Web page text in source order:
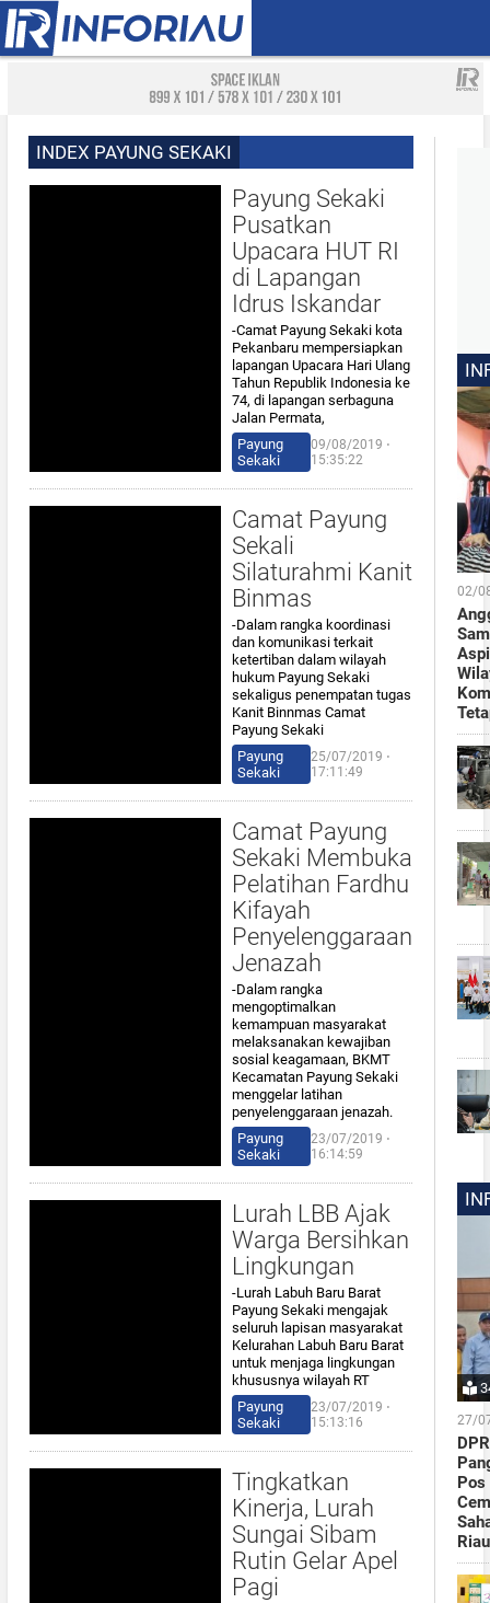
INDEX PAYUNG SEKAKI
Payung Sekaki
Pusatkan
Upacara HUT RI
di Lapangan
Idrus Iskandar
-Camat Payung Sekaki kota
Pekanbaru mempersiapkan
lapangan Upacara Hari Ulang
Tahun Republik Indonesia ke
74, di lapangan serbaguna
Jalan Permata,
Payung
Sekaki
09/08/2019 ⋅
15:35:22
Camat Payung
Sekali
Silaturahmi Kanit
Binmas
-Dalam rangka koordinasi
dan komunikasi terkait
ketertiban dalam wilayah
hukum Payung Sekaki
sekaligus penempatan tugas
Kanit Binnmas Camat
Payung Sekaki
Payung
Sekaki
25/07/2019 ⋅
17:11:49
Camat Payung
Sekaki Membuka
Pelatihan Fardhu
Kifayah
Penyelenggaraan
Jenazah
-Dalam rangka
mengoptimalkan
kemampuan masyarakat
melaksanakan kewajiban
sosial keagamaan, BKMT
Kecamatan Payung Sekaki
menggelar latihan
penyelenggaraan jenazah.
Payung
Sekaki
23/07/2019 ⋅
16:14:59
Lurah LBB Ajak
Warga Bersihkan
Lingkungan
-Lurah Labuh Baru Barat
Payung Sekaki mengajak
seluruh lapisan masyarakat
Kelurahan Labuh Baru Barat
untuk menjaga lingkungan
khususnya wilayah RT
Payung
Sekaki
23/07/2019 ⋅
15:13:16
Tingkatkan
Kinerja, Lurah
Sungai Sibam
Rutin Gelar Apel
Pagi
02/
27/
Pos